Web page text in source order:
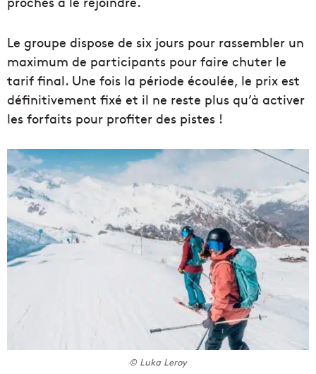
Le groupe dispose de six jours pour rassembler un
maximum de participants pour faire chuter le
tarif final. Une fois la période écoulée, le prix est
définitivement fixé et il ne reste plus qu’à activer
les forfaits pour profiter des pistes !
© Luka Leroy